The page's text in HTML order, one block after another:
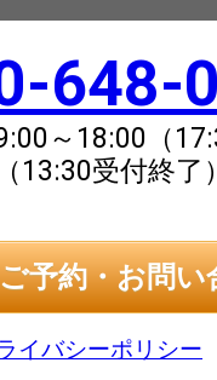
648-
～18:00（
13:30受付終了
予約・お問い
イバシーポリシー